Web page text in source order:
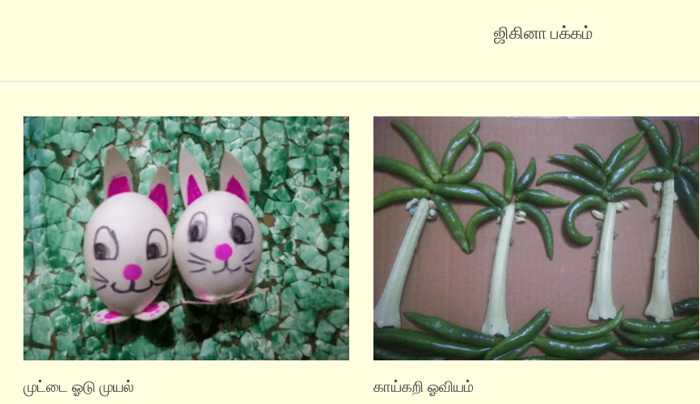
ஜிகினா பக்கம்
முட்டை ஓடு முயல் காய்கறி ஓவியம்